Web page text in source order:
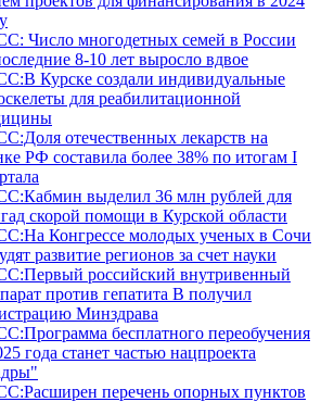
Число многодетных семей в России
8-10 лет выросло вдвое
Курске создали индивидуальные
для реабилитационной
отечественных лекарств на
РФ составила более 38% по итогам I
выделил 36 млн рублей для
скорой помощи в Курской области
Конгрессе молодых ученых в Сочи
развитие регионов за счет науки
российский внутривенный
против гепатита В получил
Минздрава
бесплатного переобучения
года станет частью нацпроекта
перечень опорных пунктов